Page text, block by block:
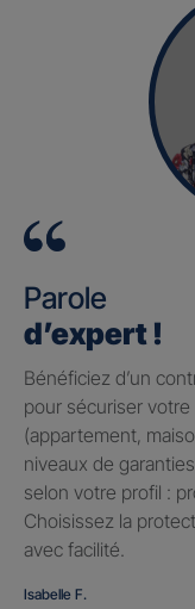
Parole
d’expert !
Bénéficiez d’un
pour sécuriser
(appartement,
niveaux de
selon votre profil :
Choisissez la
avec facilité.
Isabelle F.